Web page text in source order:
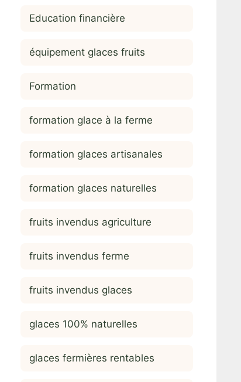
Education financière
équipement glaces fruits
Formation
formation glace à la ferme
formation glaces artisanales
formation glaces naturelles
fruits invendus agriculture
fruits invendus ferme
fruits invendus glaces
glaces 100% naturelles
glaces fermières rentables